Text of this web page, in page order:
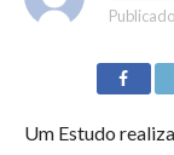
Um Estudo